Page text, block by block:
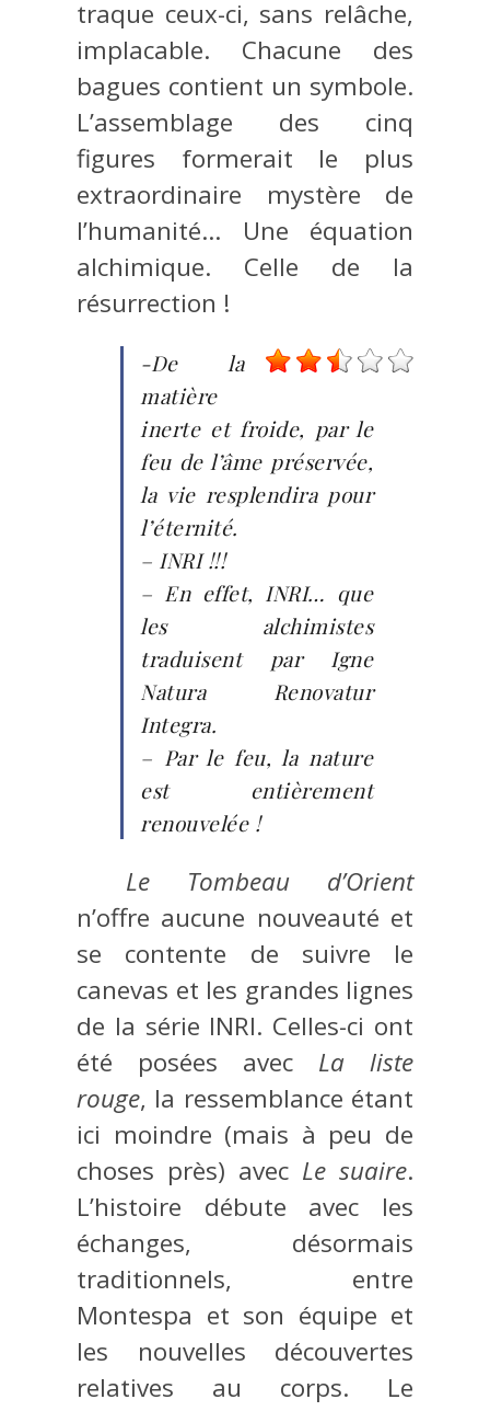
traque ceux-ci, sans relâche,
implacable. Chacune des
bagues contient un symbole.
L’assemblage des cinq
figures formerait le plus
extraordinaire mystère de
l’humanité… Une équation
alchimique. Celle de la
résurrection !
-De la
matière
inerte et froide, par le
feu de l’âme préservée,
la vie resplendira pour
l’éternité.
– INRI !!!
– En effet, INRI… que
les alchimistes
traduisent par Igne
Natura Renovatur
Integra.
– Par le feu, la nature
est entièrement
renouvelée !
Le Tombeau d’Orient
n’offre aucune nouveauté et
se contente de suivre le
canevas et les grandes lignes
de la série INRI. Celles-ci ont
été posées avec La liste
rouge, la ressemblance étant
ici moindre (mais à peu de
choses près) avec Le suaire.
L’histoire débute avec les
échanges, désormais
traditionnels, entre
Montespa et son équipe et
les nouvelles découvertes
relatives au corps. Le